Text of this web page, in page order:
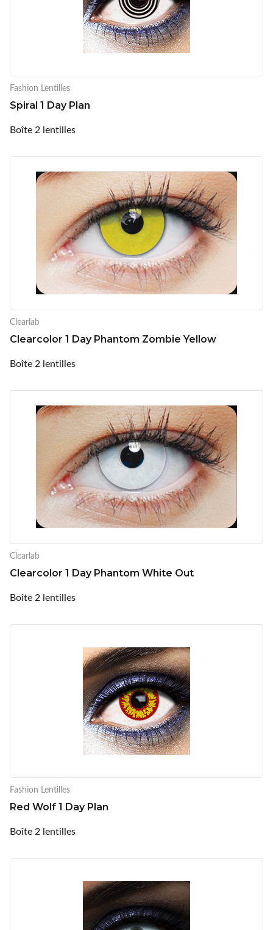
Fashion Lentilles
Spiral 1 Day Plan
Boîte 2 lentilles
Clearlab
Clearcolor 1 Day Phantom Zombie Yellow
Boîte 2 lentilles
Clearlab
Clearcolor 1 Day Phantom White Out
Boîte 2 lentilles
Fashion Lentilles
Red Wolf 1 Day Plan
Boîte 2 lentilles